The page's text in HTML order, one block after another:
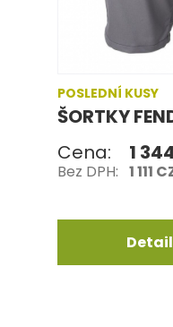
POSLEDNÍ KUSY
ŠORTKY
Cena:
1
Bez DPH: 1 111